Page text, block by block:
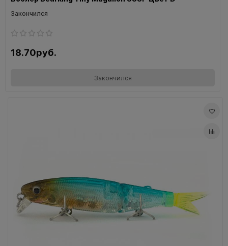
Закончился
18.70руб.
Закончился